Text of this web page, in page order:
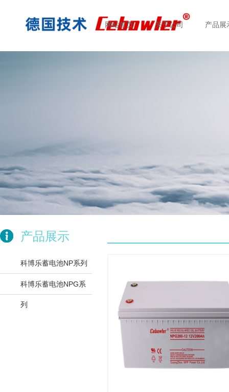
网站首页 关于公司 产品展
产品展示
科博乐蓄电池NP系列
科博乐蓄电池NPG系
列